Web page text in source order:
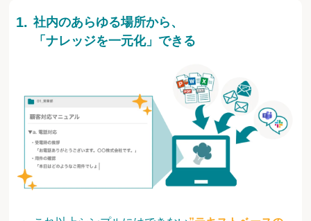
社内のあらゆる場所から、
「ナレッジを一元化」できる